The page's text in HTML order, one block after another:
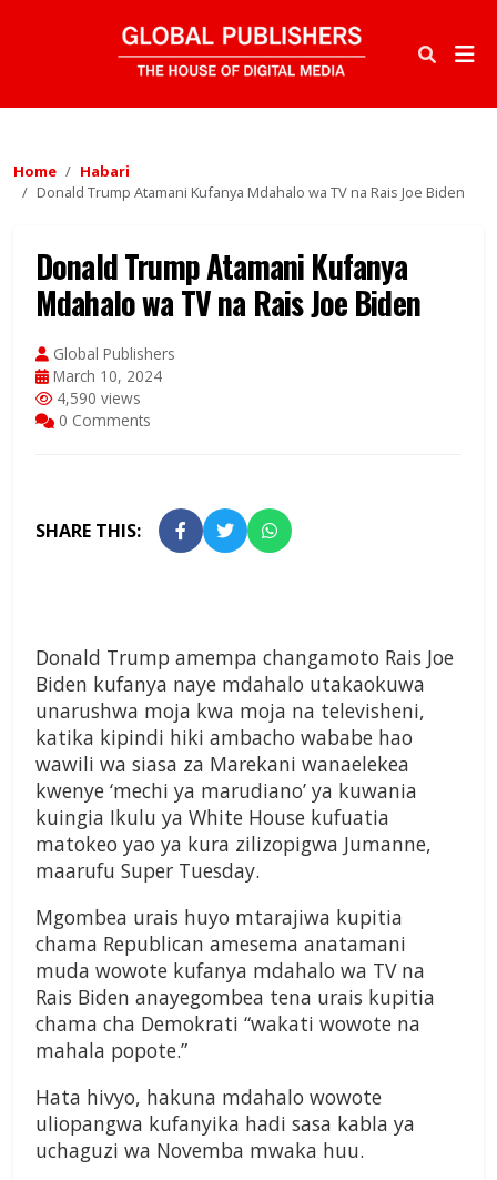
Home
Habari
Donald Trump Atamani Kufanya Mdahalo wa TV na Rais Joe Biden
Donald Trump Atamani Kufanya
Mdahalo wa TV na Rais Joe Biden
Global Publishers
March 10, 2024
4,590 views
0 Comments
SHARE THIS:
Donald Trump amempa changamoto Rais Joe
Biden kufanya naye mdahalo utakaokuwa
unarushwa moja kwa moja na televisheni,
katika kipindi hiki ambacho wababe hao
wawili wa siasa za Marekani wanaelekea
kwenye ‘mechi ya marudiano’ ya kuwania
kuingia Ikulu ya White House kufuatia
matokeo yao ya kura zilizopigwa Jumanne,
maarufu Super Tuesday.
Mgombea urais huyo mtarajiwa kupitia
chama Republican amesema anatamani
muda wowote kufanya mdahalo wa TV na
Rais Biden anayegombea tena urais kupitia
chama cha Demokrati “wakati wowote na
mahala popote.”
Hata hivyo, hakuna mdahalo wowote
uliopangwa kufanyika hadi sasa kabla ya
uchaguzi wa Novemba mwaka huu.